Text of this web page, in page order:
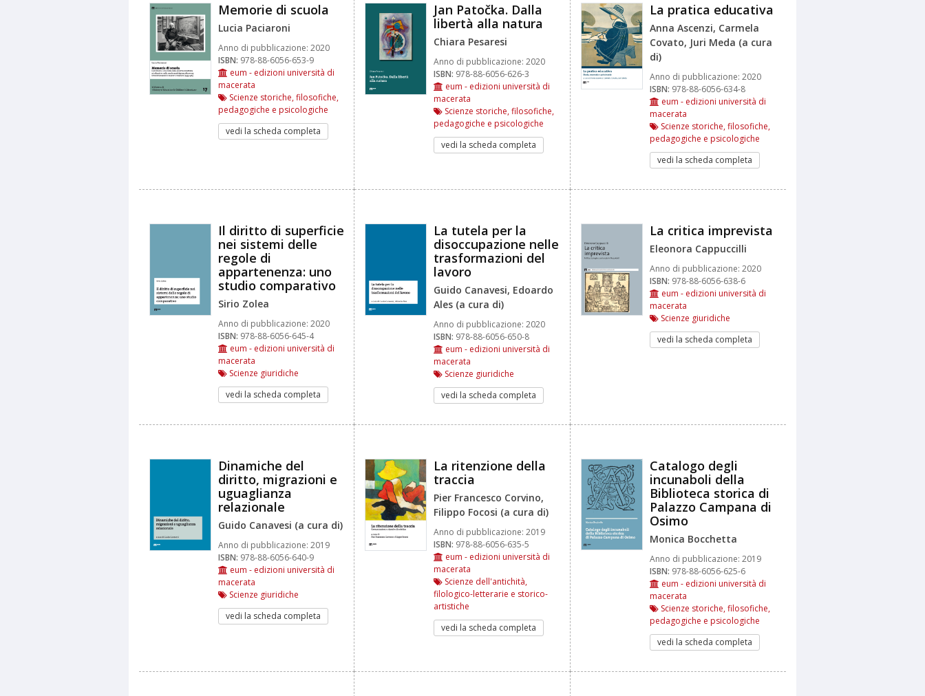
Memorie di scuola
Lucia Paciaroni
Anno di pubblicazione: 2020
ISBN: 978-88-6056-653-9
eum - edizioni università di
macerata
Scienze storiche, filosofiche,
pedagogiche e psicologiche
vedi la scheda completa
Jan Patočka. Dalla
libertà alla natura
Chiara Pesaresi
Anno di pubblicazione: 2020
ISBN: 978-88-6056-626-3
eum - edizioni università di
macerata
Scienze storiche, filosofiche,
pedagogiche e psicologiche
vedi la scheda completa
La pratica educativa
Anna Ascenzi, Carmela
Covato, Juri Meda (a cura
di)
Anno di pubblicazione: 2020
ISBN: 978-88-6056-634-8
eum - edizioni università di
macerata
Scienze storiche, filosofiche,
pedagogiche e psicologiche
vedi la scheda completa
Il diritto di superficie
nei sistemi delle
regole di
appartenenza: uno
studio comparativo
Sirio Zolea
Anno di pubblicazione: 2020
ISBN: 978-88-6056-645-4
eum - edizioni università di
macerata
Scienze giuridiche
vedi la scheda completa
La tutela per la
disoccupazione nelle
trasformazioni del
lavoro
Guido Canavesi, Edoardo
Ales (a cura di)
Anno di pubblicazione: 2020
ISBN: 978-88-6056-650-8
eum - edizioni università di
macerata
Scienze giuridiche
vedi la scheda completa
La critica imprevista
Eleonora Cappuccilli
Anno di pubblicazione: 2020
ISBN: 978-88-6056-638-6
eum - edizioni università di
macerata
Scienze giuridiche
vedi la scheda completa
Dinamiche del
diritto, migrazioni e
uguaglianza
relazionale
Guido Canavesi (a cura di)
Anno di pubblicazione: 2019
ISBN: 978-88-6056-640-9
eum - edizioni università di
macerata
Scienze giuridiche
vedi la scheda completa
La ritenzione della
traccia
Pier Francesco Corvino,
Filippo Focosi (a cura di)
Anno di pubblicazione: 2019
ISBN: 978-88-6056-635-5
eum - edizioni università di
macerata
Scienze dell'antichità,
filologico-letterarie e storico-
artistiche
vedi la scheda completa
Catalogo degli
incunaboli della
Biblioteca storica di
Palazzo Campana di
Osimo
Monica Bocchetta
Anno di pubblicazione: 2019
ISBN: 978-88-6056-625-6
eum - edizioni università di
macerata
Scienze storiche, filosofiche,
pedagogiche e psicologiche
vedi la scheda completa